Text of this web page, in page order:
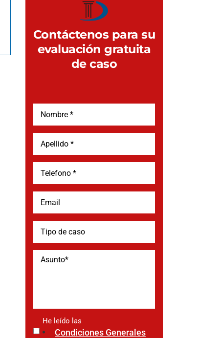
Contáctenos para su
evaluación gratuita
de caso
He leído las
Condiciones Generales